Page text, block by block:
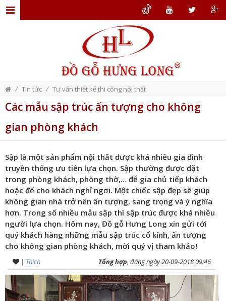
ĐỒ
GỖ
NỘI
THIẾT
KẾ
NỘI
THẤT
DỊCH
VỤ
TIN
TỨC
HỆ
/ Tin tức / Tư vấn thiết kế thi công nội thất
Các mẫu sập trúc ấn tượng cho không
gian phòng khách
Sập là một sản phẩm nội thất được khá nhiều gia đình
truyền thống ưu tiên lựa chọn. Sập thường được đặt
trong phòng khách, phòng thờ,… để gia chủ tiếp khách
hoặc để cho khách nghỉ ngơi. Một chiếc sập đẹp sẽ giúp
không gian nhà trở nên ấn tượng, sang trọng và ý nghĩa
hơn. Trong số nhiều mẫu sập thì sập trúc được khá nhiều
người lựa chọn. Hôm nay, Đồ gỗ Hưng Long xin gửi tới
quý khách hàng những mẫu sập trúc cổ kính, ấn tượng
cho không gian phòng khách, mời quý vị tham khảo!
| Thích Tổng hợp, đăng ngày 20-09-2018 09:46